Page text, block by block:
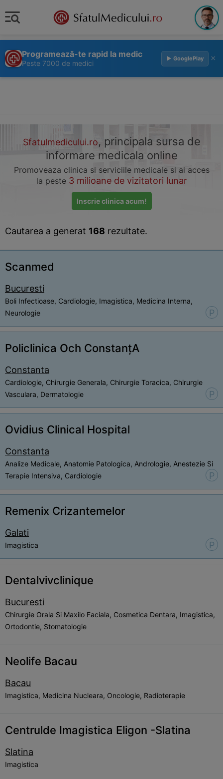
Programează-te rapid la medic
Peste 7000 de medici
▶ GooglePlay ×
Sfatulmedicului.ro, principala sursa de
informare medicala online
Promoveaza clinica si serviciile medicale si ai acces
la peste 3 milioane de vizitatori lunar
Inscrie clinica acum!
Cautarea a generat 168 rezultate.
Scanmed
Bucuresti
Boli Infectioase, Cardiologie, Imagistica, Medicina Interna,
Neurologie
P
Policlinica Och ConstanțA
Constanta
Cardiologie, Chirurgie Generala, Chirurgie Toracica, Chirurgie
Vasculara, Dermatologie
P
Ovidius Clinical Hospital
Constanta
Analize Medicale, Anatomie Patologica, Andrologie, Anestezie Si
Terapie Intensiva, Cardiologie
P
Remenix Crizantemelor
Galati
Imagistica P
Dentalvivclinique
Bucuresti
Chirurgie Orala Si Maxilo Faciala, Cosmetica Dentara, Imagistica,
Ortodontie, Stomatologie
Neolife Bacau
Bacau
Imagistica, Medicina Nucleara, Oncologie, Radioterapie
Centrulde Imagistica Eligon -Slatina
Slatina
Imagistica